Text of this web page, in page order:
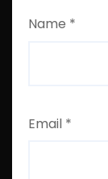
Name *
Email *